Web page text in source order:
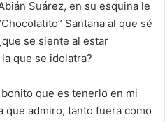
Suárez, en su esquina le
Santana al que sé
se siente al estar
que se idolatra?
que es tenerlo en mi
que admiro, tanto fuera como